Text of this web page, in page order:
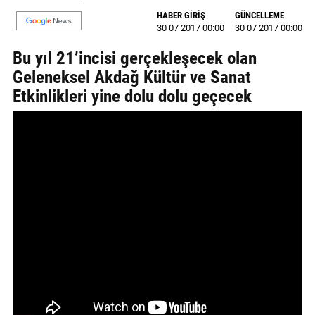
BELEDİYELER
SİYASET
EĞİTİM
HABER GİRİŞ
30 07 2017 00:00
GÜNCELLEME
30 07 2017 00:00
Bu yıl 21’incisi gerçekleşecek olan
Geleneksel Akdağ Kültür ve Sanat
Etkinlikleri yine dolu dolu geçecek